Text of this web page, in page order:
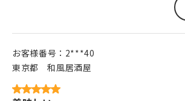
お客様番号： 2***40
東京都
和風居酒屋